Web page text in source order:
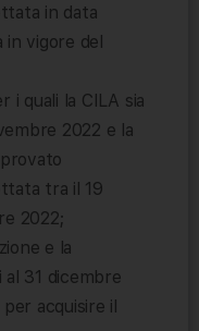
in data
in vigore del
i quali la CILA sia
2022 e la
tra il 19
2022;
e la
31 dicembre
acquisire il